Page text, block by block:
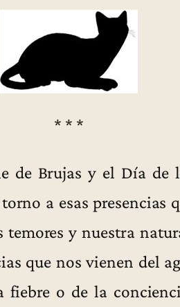
* * *
de Brujas y el Día de
a esas presencias
temores y nuestra
que nos vienen del
fiebre o de la